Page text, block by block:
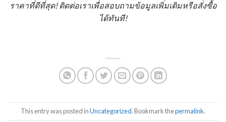
ราคาที่ดีที่สุด! ติดต่อเราเพื่อสอบถามข้อมูลเพิ่มเติมหรือสั่งซื้อ
ได้ทันที!
This entry was posted inUncategorized. Bookmark thepermalink.